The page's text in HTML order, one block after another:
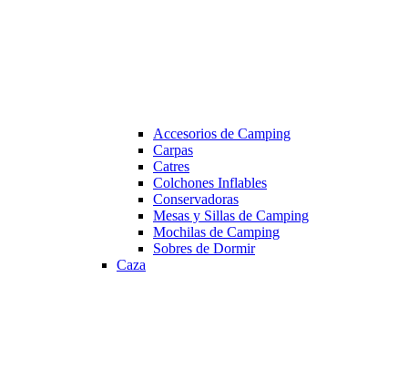
Accesorios de Camping
Carpas
Catres
Colchones Inflables
Conservadoras
Mesas y Sillas de Camping
Mochilas de Camping
Sobres de Dormir
Caza